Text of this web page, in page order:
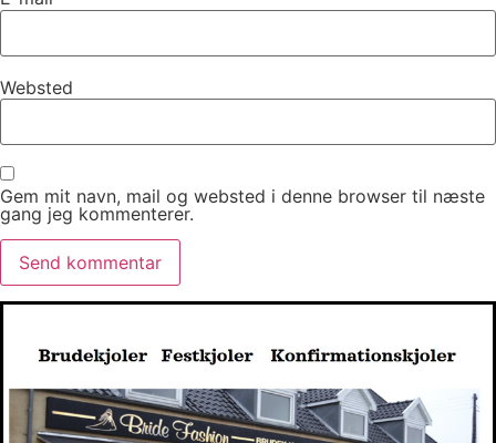
Websted
Gem mit navn, mail og websted i denne browser til næste
gang jeg kommenterer.